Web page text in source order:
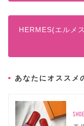
HERMES(エルメ
あなたにオススメ